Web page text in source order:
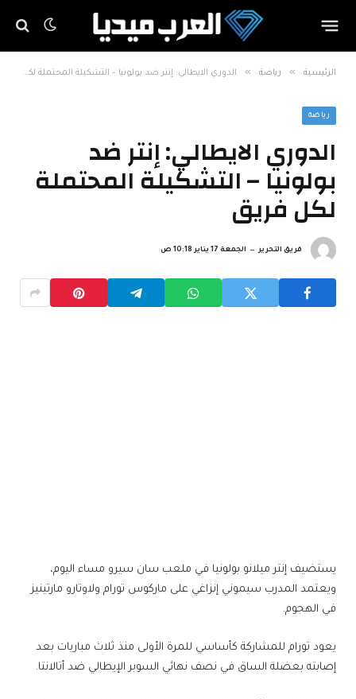
الرئيسية » رياضة » الدوري الايطالي: إنتر ضد بولونيا – التشكيلة المحتملة لكل فريق
رياضة
الدوري الايطالي: إنتر ضد
بولونيا – التشكيلة المحتملة
لكل فريق
فريق التحرير الجمعة 17 يناير 10:18 ص
يستضيف ​إنتر ميلانو​ ​بولونيا​ في ملعب سان سيرو مساء اليوم،
ويعتمد المدرب سيموني إنزاغي على ​ماركوس تورام​ و​لاوتارو مارتينيز​
في الهجوم.
يعود تورام للمشاركة كأساسي للمرة الأولى منذ ثلاث مباريات بعد
إصابته بعضلة الساق في نصف نهائي السوبر الإيطالي ضد أتالانتا.